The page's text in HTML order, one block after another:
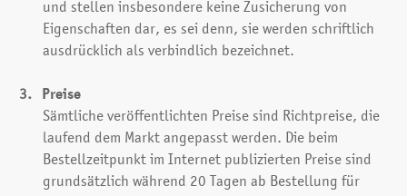
und stellen insbesondere keine Zusicherung von
Eigenschaften dar, es sei denn, sie werden schriftlich
ausdrücklich als verbindlich bezeichnet.
Preise
Sämtliche veröffentlichten Preise sind Richtpreise, die
laufend dem Markt angepasst werden. Die beim
Bestellzeitpunkt im Internet publizierten Preise sind
grundsätzlich während 20 Tagen ab Bestellung für